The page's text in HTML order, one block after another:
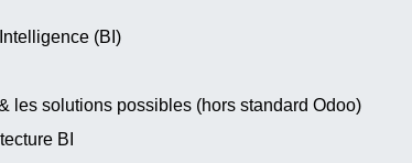
(BI)
les solutions possibles (hors standard Odoo)
BI